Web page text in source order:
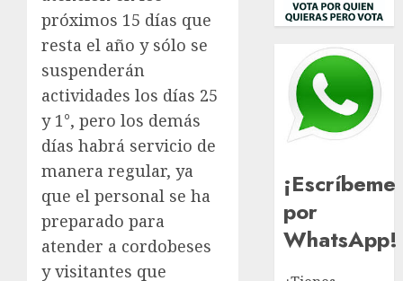
próximos 15 días que
resta el año y sólo se
suspenderán
actividades los días 25
y 1°, pero los demás
días habrá servicio de
manera regular, ya
que el personal se ha
preparado para
atender a cordobeses
y visitantes que
¡Escríbeme
por
WhatsApp!